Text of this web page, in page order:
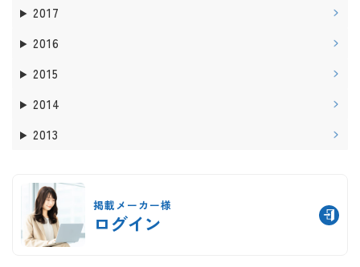
2017
2016
2015
2014
2013
掲載メーカー様
ログイン